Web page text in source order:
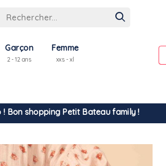
Garçon
2 - 12 ans
Femme
xxs - xl
! Bon shopping Petit Bateau family !
est assurée partout en Tunisie !